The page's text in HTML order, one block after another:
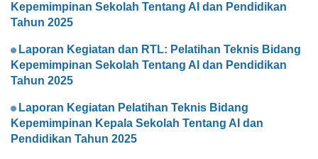
Kepemimpinan Sekolah Tentang AI dan Pendidikan
Tahun 2025
Laporan Kegiatan dan RTL: Pelatihan Teknis Bidang
Kepemimpinan Sekolah Tentang AI dan Pendidikan
Tahun 2025
Laporan Kegiatan Pelatihan Teknis Bidang
Kepemimpinan Kepala Sekolah Tentang AI dan
Pendidikan Tahun 2025